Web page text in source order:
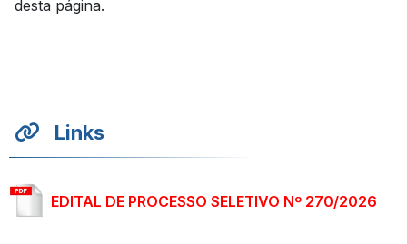
desta página.
Links
EDITAL DE PROCESSO SELETIVO Nº 270/2026